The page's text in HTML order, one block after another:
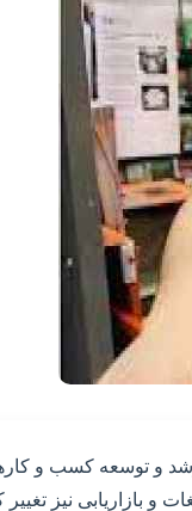
رشد و توسعه کسب و
بازاریابی نیز تغییر